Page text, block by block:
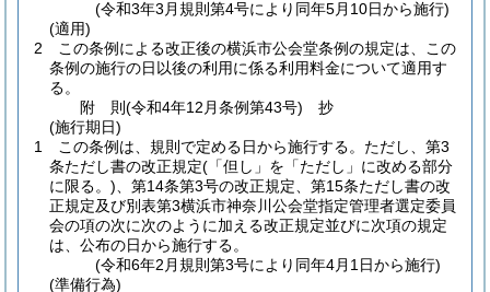
(令和3年3月規則第4号により同年5月10日から施行)
(適用)
2
この条例による改正後の横浜市公会堂条例の規定は、この
条例の施行の日以後の利用に係る利用料金について適用す
る。
附 則(令和4年12月条例第43号) 抄
(施行期日)
1
この条例は、規則で定める日から施行する。 ただし、第3
条ただし書の改正規定(「但し」を「ただし」に改める部分
に限る。) 、第14条第3号の改正規定、第15条ただし書の改
正規定及び別表第3横浜市神奈川公会堂指定管理者選定委員
会の項の次に次のように加える改正規定並びに次項の規定
は、公布の日から施行する。
(令和6年2月規則第3号により同年4月1日から施行)
(準備行為)